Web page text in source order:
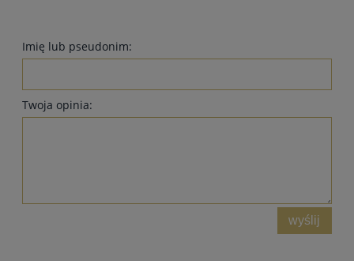
Imię lub pseudonim:
Twoja opinia:
wyślij